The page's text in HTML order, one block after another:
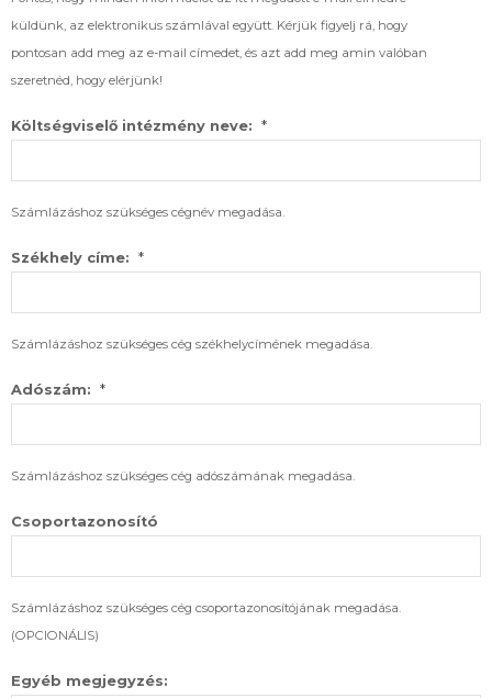
küldünk, az elektronikus számlával együtt. Kérjük figyelj rá, hogy
pontosan add meg az e-mail címedet, és azt add meg amin valóban
szeretnéd, hogy elérjünk!
Költségviselő intézmény neve: *
Számlázáshoz szükséges cégnév megadása.
Székhely címe: *
Számlázáshoz szükséges cég székhelycímének megadása.
Adószám: *
Számlázáshoz szükséges cég adószámának megadása.
Csoportazonosító
Számlázáshoz szükséges cég csoportazonosítójának megadása.
(OPCIONÁLIS)
Egyéb megjegyzés: